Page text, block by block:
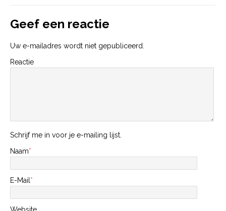
Geef een reactie
Uw e-mailadres wordt niet gepubliceerd.
Reactie
Schrijf me in voor je e-mailing lijst.
Naam*
E-Mail*
Website